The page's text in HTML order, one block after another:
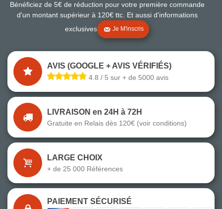
Bénéficiez de 5€ de réduction pour votre première commande
d'un montant supérieur à 120€ ttc. Et aussi d'informations
exclusives
Je M'inscris
AVIS (GOOGLE + AVIS VÉRIFIÉS)
4.8 / 5 sur + de 5000 avis
LIVRAISON en 24H à 72H
Gratuite en Relais dès 120€ (voir conditions)
LARGE CHOIX
+ de 25 000 Références
PAIEMENT SÉCURISÉ